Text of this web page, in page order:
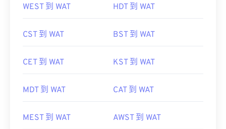
WEST 到 WAT HDT 到 WAT
CST 到 WAT BST 到 WAT
CET 到 WAT KST 到 WAT
MDT 到 WAT CAT 到 WAT
MEST 到 WAT AWST 到 WAT